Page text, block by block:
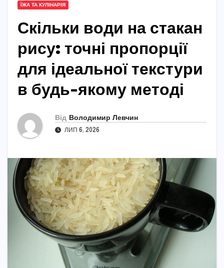
ЇЖА ТА КУЛІНАРІЯ
Скільки води на стакан
рису: точні пропорції
для ідеальної текстури
в будь-якому методі
Від Володимир Левчин
ЛИП 6, 2026